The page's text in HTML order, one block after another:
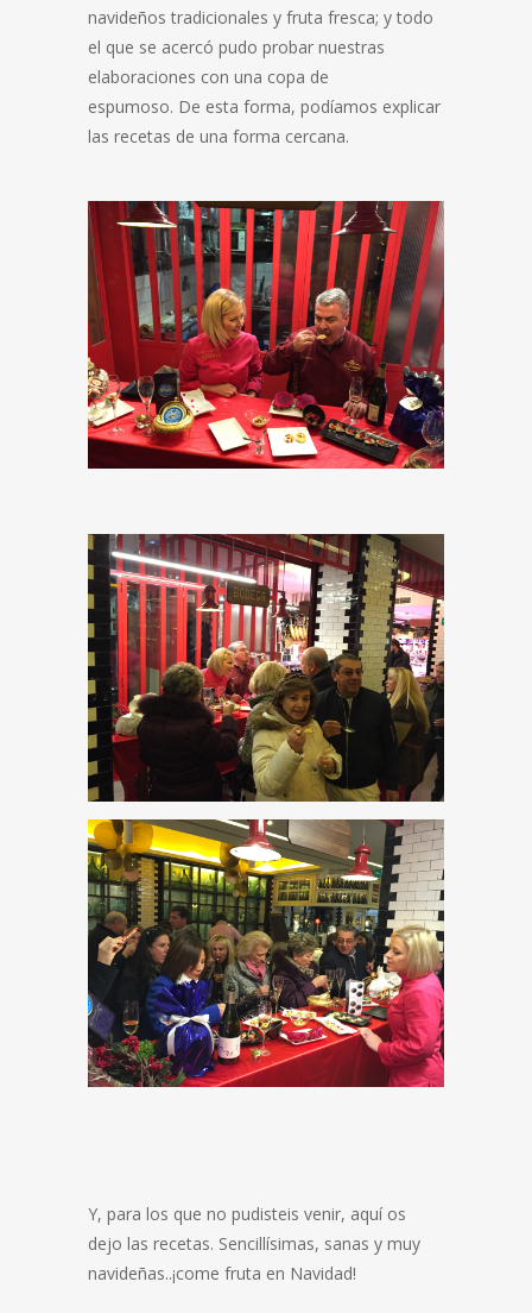
navideños tradicionales y fruta fresca; y todo
el que se acercó pudo probar nuestras
elaboraciones con una copa de
espumoso. De esta forma, podíamos explicar
las recetas de una forma cercana.
Y, para los que no pudisteis venir, aquí os
dejo las recetas. Sencillísimas, sanas y muy
navideñas..¡come fruta en Navidad!